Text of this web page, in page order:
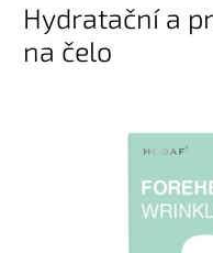
Hydratační a
na čelo